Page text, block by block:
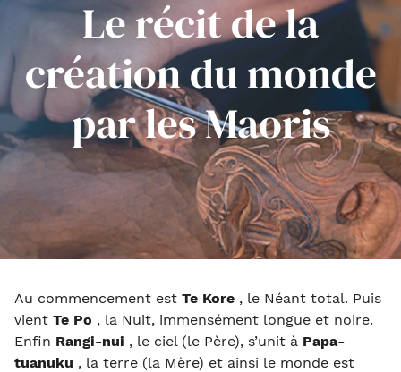
Le récit de la
création du monde
par les Maoris
Au commencement est Te Kore , le Néant total. Puis
vient Te Po , la Nuit, immensément longue et noire.
Enfin Rangi-nui , le ciel (le Père), s’unit à Papa-
tuanuku , la terre (la Mère) et ainsi le monde est